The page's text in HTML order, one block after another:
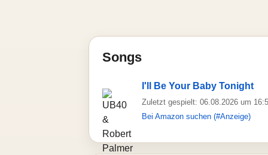
Songs
I'll Be Your Baby Tonight
Zuletzt gespielt: 06.08.2026 um
Bei Amazon suchen (#Anzeige)